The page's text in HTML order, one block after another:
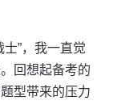
”，我一直觉
回想起备考的
型带来的压力